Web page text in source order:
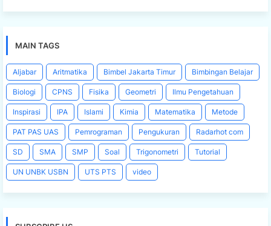
Biologi CPNS Fisika Geometri Ilmu Pengetahuan
Inspirasi IPA Islami Kimia Matematika Metode
PAT PAS UAS Pemrograman Pengukuran Radarhot com
SD SMA SMP Soal Trigonometri Tutorial
UN UNBK USBN UTS PTS video